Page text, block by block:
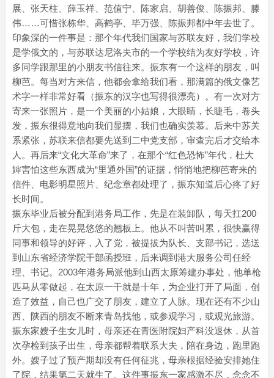
展、张天柱、薛玉祥、范值宁、陈家启、胡善俊、陈振邦、滕
伟……可惜张栋华、高鹤亭、毕万强、陈振邦都中年去世了。
印象深的一件事是：那个年代我们国家与苏联友好，我们学校
是学俄文的，与苏联达尼洛夫市的一个学校结为友好学校，许
多同学跟那里的小朋友书信往来。振东有一个这样的朋友，叫
柳芭。每当对方来信，他都会拿给我们看，那满篇的俄文像艺
术字一样非常好看（振东的汉字也写得很漂亮）。有一次对方
寄来一张照片，是一个美丽的小姑娘，大眼睛，长睫毛，卷头
发，振东很得意地向我们显摆，我们也确实羡慕。后来中苏关
系紧张，苏联来信都要先送到二中党支部，审查完后才交给本
人。再后来“文化大革命”来了，在那个“红色恐怖”年代，杜大
婶害怕这些东西成为“里通外国”的证据，悄悄地把柳芭寄来的
信件、电影明星照片、纪念章都处理了，振东知道后心疼了好
长时间。
振东毕业后被分配到港务局工作，先是在装卸队，每天扛200
斤大包，走在晃晃悠悠的翘板上。他从不叫苦叫累，很快赢得
同事和领导的好评，入了党，被提拔为队长、支部书记，选送
到山东省经济学院干部函授班，后来调到港大服务公司任经
理、书记。2003年港务局派他到山西太原筹建办事处，他单枪
匹马从零做起，在太原一干就是十年，为企业打开了局面，创
造了效益，自己也广交了朋友，建立了人脉。现在还有不少山
西、陕西的朋友不断来青岛找他，或参观学习，或观光旅游。
振东家嫂子生女儿时，母亲还在青医附院妇产科没退休，从首
次孕检到孩子出生，母亲都帮着联系大夫，陪在身边，跑里跑
外。嫂子过了预产期却没有任何征兆，母亲根据经验安排她住
了院，结果第二天就生了。这件事振东一家感激不尽，念念不